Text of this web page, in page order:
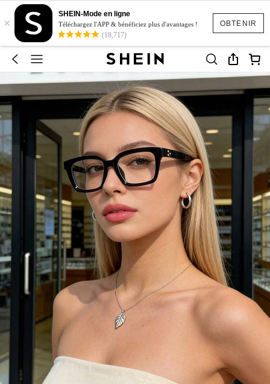
OBTENIR
×
SHEIN-Mode en ligne
Téléchargez l'APP & bénéficiez plus d'avantages !
(18,717)